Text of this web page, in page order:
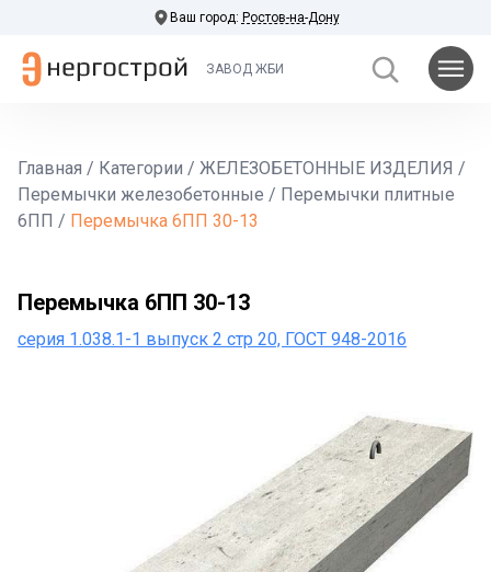
Ваш город: Ростов-на-Дону
ЗАВОД ЖБИ
Главная / Категории / ЖЕЛЕЗОБЕТОННЫЕ ИЗДЕЛИЯ /
Перемычки железобетонные / Перемычки плитные
6ПП / Перемычка 6ПП 30-13
Перемычка 6ПП 30-13
серия 1.038.1-1 выпуск 2 стр 20, ГОСТ 948-2016